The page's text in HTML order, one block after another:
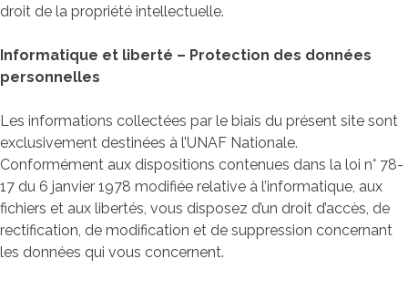
droit de la propriété intellectuelle.
Informatique et liberté – Protection des données
personnelles
Les informations collectées par le biais du présent site sont
exclusivement destinées à l’UNAF Nationale.
Conformément aux dispositions contenues dans la loi n° 78-
17 du 6 janvier 1978 modifiée relative à l’informatique, aux
fichiers et aux libertés, vous disposez d’un droit d’accès, de
rectification, de modification et de suppression concernant
les données qui vous concernent.